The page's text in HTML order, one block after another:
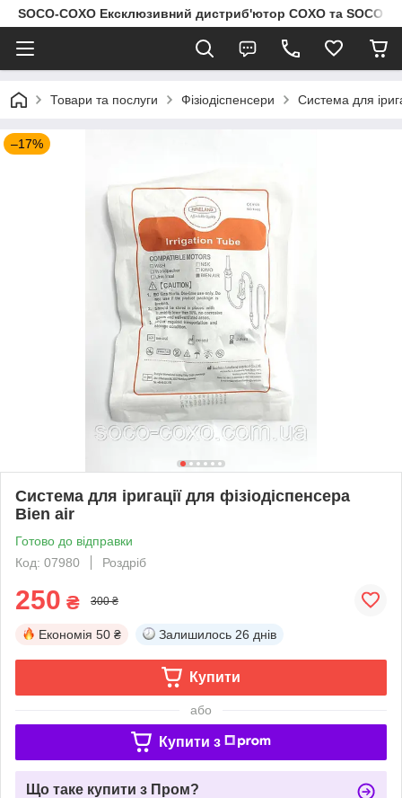
SOCO-COXO Ексклюзивний дистриб'ютор COXO та SOCO в
Товари та послуги Фізіодіспенсери Система для
–17%
Система для іригації для фізіодіспенсера
Bien air
Готово до відправки
Код: 07980
Роздріб
250 ₴ 300 ₴
Економія 50 ₴ Залишилось 26 днів
Купити
або
Купити з
Що таке купити з Пром?